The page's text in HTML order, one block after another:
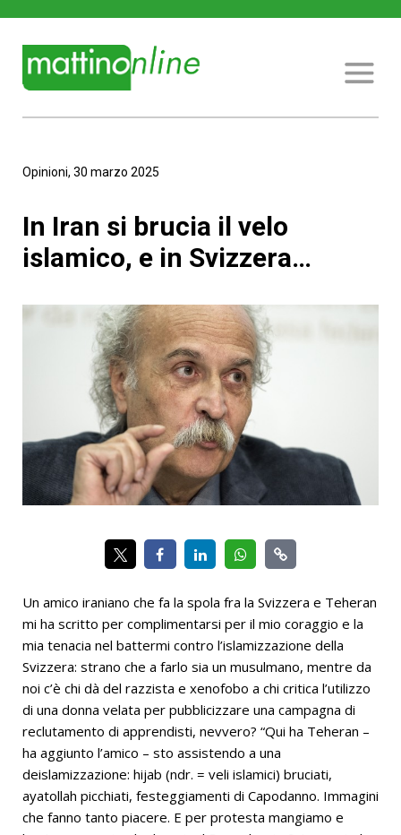
Opinioni, 30 marzo 2025
In Iran si brucia il velo
islamico, e in Svizzera…
Un amico iraniano che fa la spola fra la Svizzera e Teheran
mi ha scritto per complimentarsi per il mio coraggio e la
mia tenacia nel battermi contro l’islamizzazione della
Svizzera: strano che a farlo sia un musulmano, mentre da
noi c’è chi dà del razzista e xenofobo a chi critica l’utilizzo
di una donna velata per pubblicizzare una campagna di
reclutamento di apprendisti, nevvero? “Qui ha Teheran –
ha aggiunto l’amico – sto assistendo a una
deislamizzazione: hijab (ndr. = veli islamici) bruciati,
ayatollah picchiati, festeggiamenti di Capodanno. Immagini
che fanno tanto piacere. E per protesta mangiamo e